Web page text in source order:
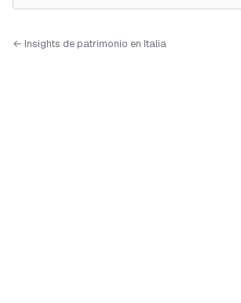
← Insights de patrimonio en Italia